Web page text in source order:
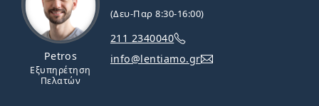
Petros
Εξυπηρέτηση
Πελατών
(Δευ-Παρ 8:30-16:00)
211 2340040
info@lentiamo.gr